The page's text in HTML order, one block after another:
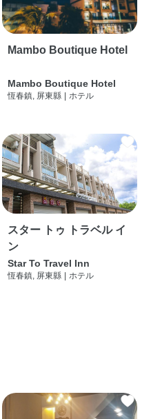
Mambo Boutique Hotel
Mambo Boutique Hotel
恆春鎮, 屏東縣 ホテル
スター トゥ トラベル イ
ン
Star To Travel Inn
恆春鎮, 屏東縣 ホテル